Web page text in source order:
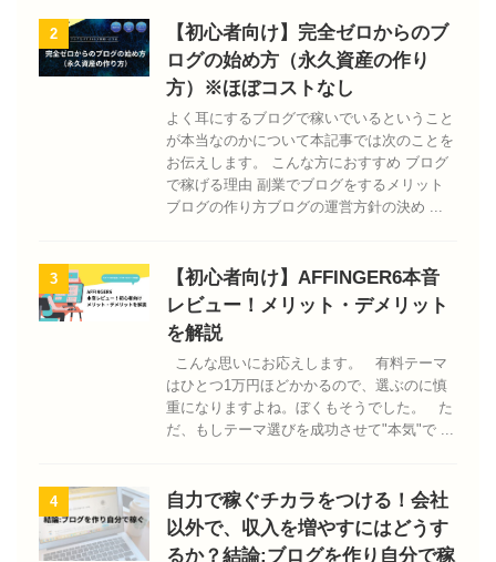
2
【初心者向け】完全ゼロからのブ
ログの始め方（永久資産の作り
方）※ほぼコストなし
よく耳にするブログで稼いでいるということ
が本当なのかについて本記事では次のことを
お伝えします。 こんな方におすすめ ブログ
で稼げる理由 副業でブログをするメリット
ブログの作り方ブログの運営方針の決め ...
3
【初心者向け】AFFINGER6本音
レビュー！メリット・デメリット
を解説
こんな思いにお応えします。 有料テーマ
はひとつ1万円ほどかかるので、選ぶのに慎
重になりますよね。ぼくもそうでした。 た
だ、もしテーマ選びを成功させて"本気"で ...
4
自力で稼ぐチカラをつける！会社
以外で、収入を増やすにはどうす
るか？結論:ブログを作り自分で稼